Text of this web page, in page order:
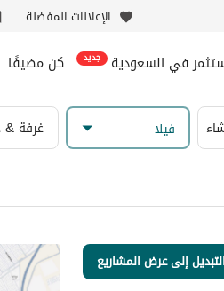
الإعلانات المفضلة
في السعودية جديد كن مضيفًا
فیلا
إلى عرض المشاريع